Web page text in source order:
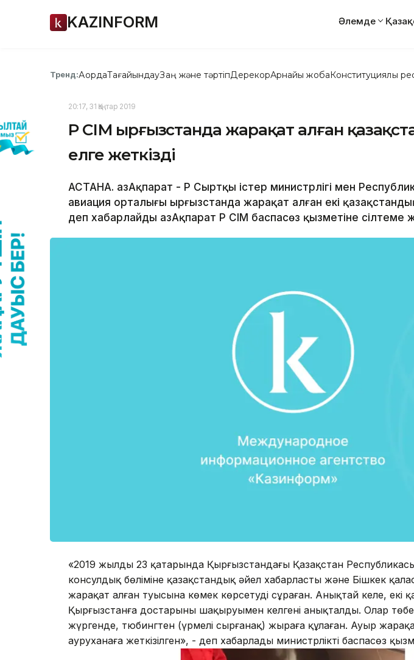
KAZINFORM Әлемде
Тренд:АқордаТағайындауЗаң және тәртіпДерекқорАрнайы жобаКонституциялық
20:17, 31 Қаңтар 2019
ҚР СІМ Қырғызстанда жарақат алған
елге жеткізді
АСТАНА. ҚазАқпарат - ҚР Сыртқы істер министрлігі мен
авиация орталығы Қырғызстанда жарақат алған екі
деп хабарлайды ҚазАқпарат ҚР СІМ баспасөз қызметіне сілтеме
«2019 жылдың 23 қаңтарында Қырғызстандағы Қазақстан Республикасы
консулдық бөліміне қазақстандық әйел хабарласты және Бішкек
жарақат алған туысына көмек көрсетуді сұраған. Анықтай келе, екі
Қырғызстанға достарының шақыруымен келгені анықталды. Олар
жүргенде, тюбингтен (үрмелі сырғанақ) жыраға құлаған. Ауыр
ауруханаға жеткізілген», - деп хабарлады министрліктің баспасөз